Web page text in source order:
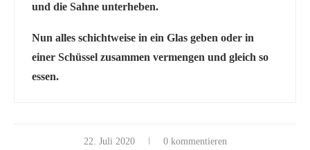
und die Sahne unterheben.
Nun alles schichtweise in ein Glas geben oder in
einer Schüssel zusammen vermengen und gleich so
essen.
22. Juli 2020 0 kommentieren